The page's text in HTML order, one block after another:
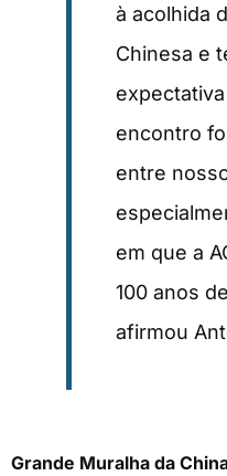
à acolhida
Chinesa e
encontro
entre
em que a
100 anos
afirmou
Grande Muralha da